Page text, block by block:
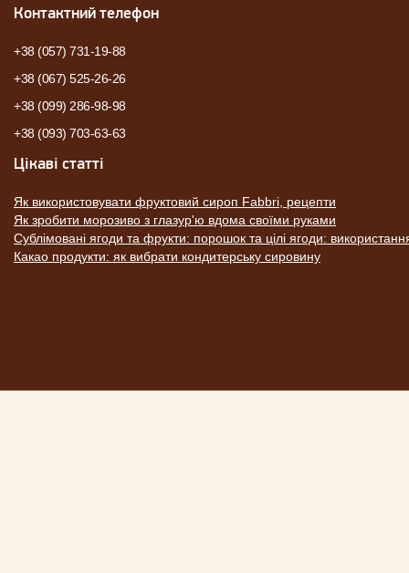
Контактний телефон
+38 (057) 731-19-88
+38 (067) 525-26-26
+38 (099) 286-98-98
+38 (093) 703-63-63
Цікаві статті
Як використовувати фруктовий сироп Fabbri, рецепти
Як зробити морозиво з глазур'ю вдома своїми руками
Сублімовані ягоди та фрукти: порошок та цілі ягоди:
Какао продукти: як вибрати кондитерську сировину